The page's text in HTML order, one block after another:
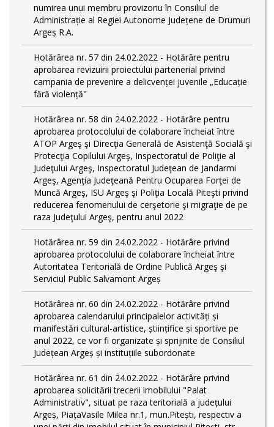
numirea unui membru provizoriu în Consiliul de
Administrație al Regiei Autonome Județene de Drumuri
Argeș R.A.
Hotărârea nr. 57 din 24.02.2022 - Hotărâre pentru
aprobarea revizuirii proiectului partenerial privind
campania de prevenire a delicvenței juvenile „Educație
fără violență"
Hotărârea nr. 58 din 24.02.2022 - Hotărâre pentru
aprobarea protocolului de colaborare încheiat între
ATOP Argeş şi Direcţia Generală de Asistenţă Socială şi
Protecţia Copilului Argeş, Inspectoratul de Poliţie al
Judeţului Argeş, Inspectoratul Judeţean de Jandarmi
Argeş, Agenţia Judeţeană Pentru Ocuparea Forţei de
Muncă Argeş, ISU Argeş şi Poliţia Locală Piteşti privind
reducerea fenomenului de cerşetorie şi migraţie de pe
raza Judeţului Argeş, pentru anul 2022
Hotărârea nr. 59 din 24.02.2022 - Hotărâre privind
aprobarea protocolului de colaborare încheiat între
Autoritatea Teritorială de Ordine Publică Argeş şi
Serviciul Public Salvamont Argeș
Hotărârea nr. 60 din 24.02.2022 - Hotărâre privind
aprobarea calendarului principalelor activități și
manifestări cultural-artistice, științifice și sportive pe
anul 2022, ce vor fi organizate și sprijinite de Consiliul
Județean Argeș și instituțiile subordonate
Hotărârea nr. 61 din 24.02.2022 - Hotărâre privind
aprobarea solicitării trecerii imobilului "Palat
Administrativ", situat pe raza teritorială a județului
Argeș, PiațaVasile Milea nr.1, mun.Pitești, respectiv a